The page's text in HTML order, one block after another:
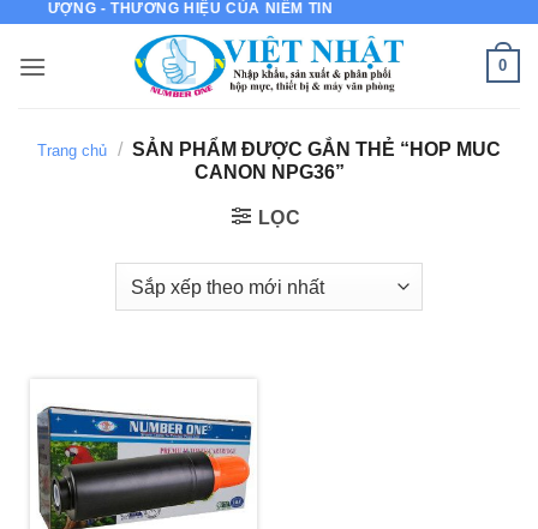
nội
LƯỢNG - THƯƠNG HIỆU CỦA NIỀM TIN
0
Trang chủ / SẢN PHẨM ĐƯỢC GẮN THẺ “HOP MUC
CANON NPG36”
LỌC